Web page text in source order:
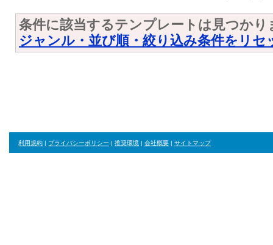
条件に該当するテンプレートは見つかり
ジャンル・並び順・絞り込み条件をリセ
利用規約 | プライバシーポリシー | 推奨環境 | 会社概要 | サイトマップ